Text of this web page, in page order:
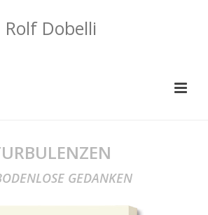
Rolf Dobelli
GEDANKEN